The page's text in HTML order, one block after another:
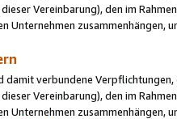
Vereinbarung), den im
Unternehmen zusammenhängen,
damit verbundene
Vereinbarung), den im
Unternehmen zusammenhängen,